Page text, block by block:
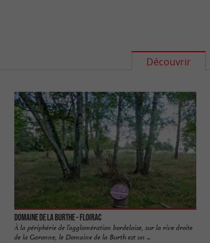
Découvrir
Domaine de la Burthe - Floirac
À la périphérie de l’agglomération bordelaise, sur la rive droite
de la Garonne, le Domaine de la Burth est un ...